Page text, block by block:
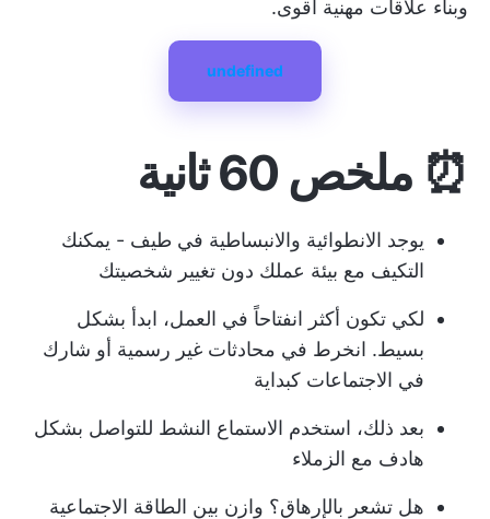
وبناء علاقات مهنية أقوى.
undefined
⏰ ملخص 60 ثانية
يوجد الانطوائية والانبساطية في طيف - يمكنك
التكيف مع بيئة عملك دون تغيير شخصيتك
لكي تكون أكثر انفتاحاً في العمل، ابدأ بشكل
بسيط. انخرط في محادثات غير رسمية أو شارك
في الاجتماعات كبداية
بعد ذلك، استخدم الاستماع النشط للتواصل بشكل
هادف مع الزملاء
هل تشعر بالإرهاق؟ وازن بين الطاقة الاجتماعية